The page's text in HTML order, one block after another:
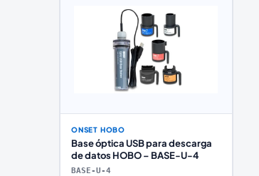
ONSET HOBO
Base óptica USB para descarga
de datos HOBO – BASE-U-4
BASE-U-4